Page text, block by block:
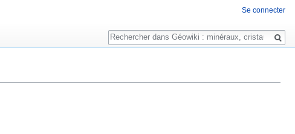
Se connecter
Rechercher